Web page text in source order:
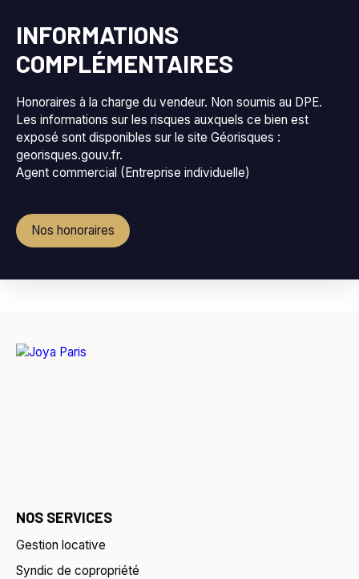
INFORMATIONS
COMPLÉMENTAIRES
Honoraires à la charge du vendeur. Non soumis au DPE.
Les informations sur les risques auxquels ce bien est
exposé sont disponibles sur le site Géorisques :
georisques.gouv.fr.
Agent commercial (Entreprise individuelle)
Nos honoraires
NOS SERVICES
Gestion locative
Syndic de copropriété